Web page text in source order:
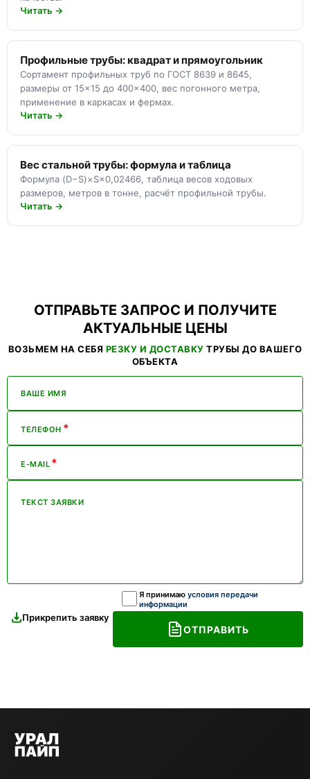
Читать →
Профильные трубы: квадрат и прямоугольник
Сортамент профильных труб по ГОСТ 8639 и 8645,
размеры от 15×15 до 400×400, вес погонного метра,
применение в каркасах и фермах.
Читать →
Вес стальной трубы: формула и таблица
Формула (D−S)×S×0,02466, таблица весов ходовых
размеров, метров в тонне, расчёт профильной трубы.
Читать →
ОТПРАВЬТЕ ЗАПРОС И ПОЛУЧИТЕ
АКТУАЛЬНЫЕ ЦЕНЫ
ВОЗЬМЕМ НА СЕБЯ РЕЗКУ И ДОСТАВКУ ТРУБЫ ДО ВАШЕГО
ОБЪЕКТА
ВАШЕ ИМЯ
ТЕЛЕФОН *
E-MAIL *
ТЕКСТ ЗАЯВКИ
Прикрепить заявку
Я принимаю условия передачи
информации
ОТПРАВИТЬ